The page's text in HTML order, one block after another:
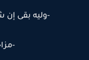
-وليه بقى إن
-